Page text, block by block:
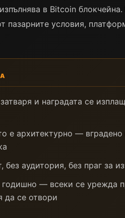
в Bitcoin блокчейна.
пазарните условия,
и наградата се
е архитектурно — вградено
без аудитория, без праг за
годишно — всеки се урежда
да се отвори